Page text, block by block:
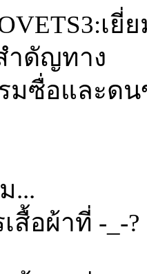
เยี่
ำดัญทาง
มซื่อและดน
...
สื้อผ้าที่ -_-?